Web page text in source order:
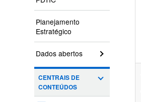
Planejamento
Estratégico
Dados abertos
CENTRAIS DE
CONTEÚDOS